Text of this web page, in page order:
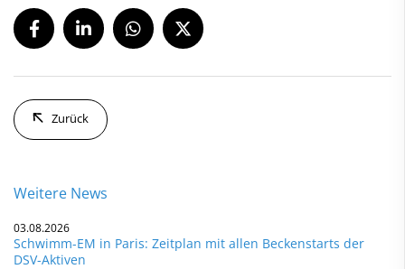
Zurück
Weitere News
03.08.2026
Schwimm-EM in Paris: Zeitplan mit allen Beckenstarts der
DSV-Aktiven